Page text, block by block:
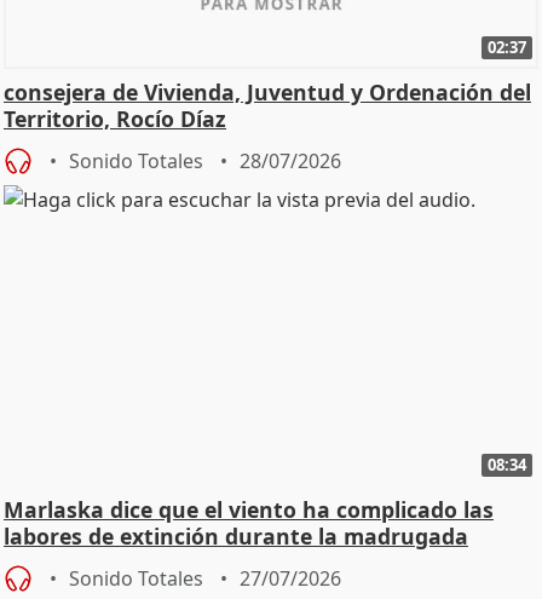
02:37
consejera de Vivienda, Juventud y Ordenación del
Territorio, Rocío Díaz
Sonido Totales 28/07/2026
08:34
Marlaska dice que el viento ha complicado las
labores de extinción durante la madrugada
Sonido Totales 27/07/2026